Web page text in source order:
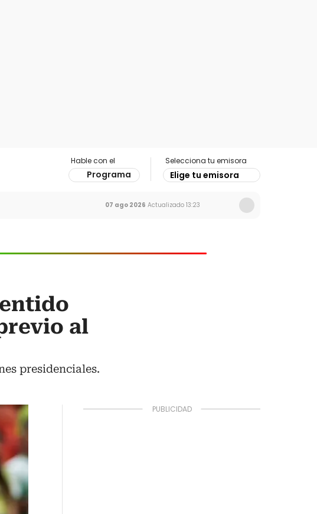
Hable con el
Programa
Selecciona tu emisora
Elige tu emisora
07 ago 2026 Actualizado 13:23
al
presidenciales.